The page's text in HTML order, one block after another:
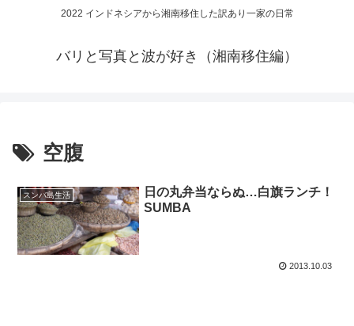
2022 インドネシアから湘南移住した訳あり一家の日常
バリと写真と波が好き（湘南移住編）
空腹
スンバ島生活
日の丸弁当ならぬ…白旗ランチ！
SUMBA
2013.10.03